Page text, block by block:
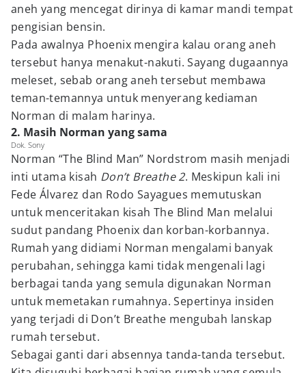
aneh yang mencegat dirinya di kamar mandi tempat
pengisian bensin.
Pada awalnya Phoenix mengira kalau orang aneh
tersebut hanya menakut-nakuti. Sayang dugaannya
meleset, sebab orang aneh tersebut membawa
teman-temannya untuk menyerang kediaman
Norman di malam harinya.
2. Masih Norman yang sama
Dok. Sony
Norman “The Blind Man” Nordstrom masih menjadi
inti utama kisah Don’t Breathe 2. Meskipun kali ini
Fede Álvarez dan Rodo Sayagues memutuskan
untuk menceritakan kisah The Blind Man melalui
sudut pandang Phoenix dan korban-korbannya.
Rumah yang didiami Norman mengalami banyak
perubahan, sehingga kami tidak mengenali lagi
berbagai tanda yang semula digunakan Norman
untuk memetakan rumahnya. Sepertinya insiden
yang terjadi di Don’t Breathe mengubah lanskap
rumah tersebut.
Sebagai ganti dari absennya tanda-tanda tersebut.